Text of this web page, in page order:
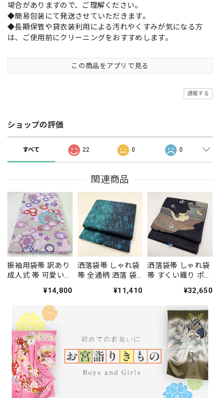
場合がありますので、ご理解ください。
◆簡易包装にて発送させていただきます。
◆長期保管や貸衣装利用による汚れやくすみが気になる方
は、ご使用前にクリーニングをおすすめします。
この商品をアプリで見る
通報する
ショップの評価
すべて 22 0 0
関連商品
振袖用袋帯 訳あり
成人式 帯 可愛い
ル 礼装 振袖 正絹
結婚式 仕立て上が
り ピンク 444cm
2761
¥14,800
洒落袋帯 しゃれ袋
帯 全通柄 洒落 袋
色無地 紬 434cm
¥11,410
洒落袋帯 しゃれ袋
帯 すくい織り ポイ
紬 451cm 中古 正
¥32,650